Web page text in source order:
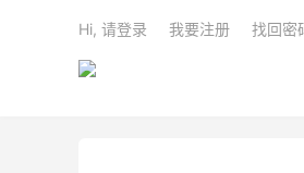
Hi, 请登录 我要注册 找回密